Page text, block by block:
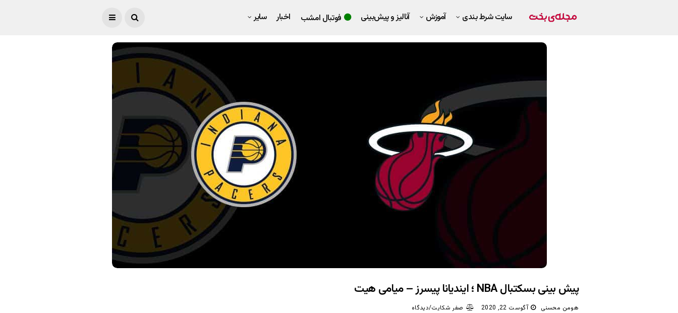
سایت شرط بندی آموزش آنالیز و پیش‌بینی فوتبال امشب اخبار سایر
پیش بینی بسکتبال NBA ؛ ایندیانا پیسرز – میامی هیت
هومن محسنی آگوست 22, 2020 صفر شکایت/دیدگاه